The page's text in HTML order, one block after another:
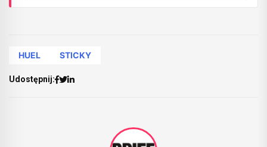
HUEL STICKY
Udostępnij: